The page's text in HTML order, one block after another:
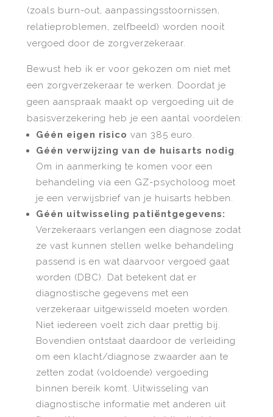
(zoals burn-out, aanpassingsstoornissen,
relatieproblemen, zelfbeeld) worden nooit
vergoed door de zorgverzekeraar.
Bewust heb ik er voor gekozen om niet met
een zorgverzekeraar te werken. Doordat je
geen aanspraak maakt op vergoeding uit de
basisverzekering heb je een aantal voordelen:
Géén eigen risico van 385 euro.
Géén verwijzing van de huisarts nodig.
Om in aanmerking te komen voor een
behandeling via een GZ-psycholoog moet
je een verwijsbrief van je huisarts hebben.
Géén uitwisseling patiëntgegevens:
Verzekeraars verlangen een diagnose zodat
ze vast kunnen stellen welke behandeling
passend is en wat daarvoor vergoed gaat
worden (DBC). Dat betekent dat er
diagnostische gegevens met een
verzekeraar uitgewisseld moeten worden.
Niet iedereen voelt zich daar prettig bij.
Bovendien ontstaat daardoor de verleiding
om een klacht/diagnose zwaarder aan te
zetten zodat (voldoende) vergoeding
binnen bereik komt. Uitwisseling van
diagnostische informatie met anderen uit